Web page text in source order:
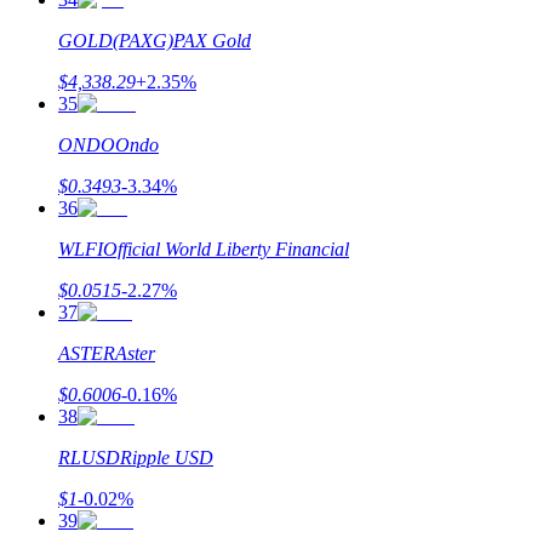
BTC Welcome Rewards
Deposit & Trade BTC to Share 25000 USDT prize pool!
Deposit CASHCAT & Win
Trade Gold & Silver · 33,333 USDT Bonus
GOLD(PAXG)PAX Gold
$4,338.29+2.35%
35
ONDOOndo
$0.3493-3.34%
36
WLFIOfficial World Liberty Financial
$0.0515-2.27%
37
ASTERAster
$0.6006-0.16%
38
RLUSDRipple USD
$1-0.02%
39